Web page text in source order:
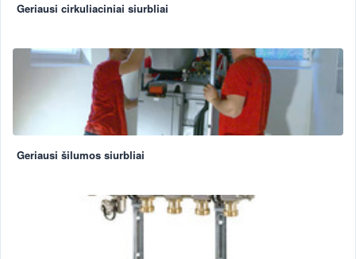
Geriausi cirkuliaciniai siurbliai
Geriausi šilumos siurbliai